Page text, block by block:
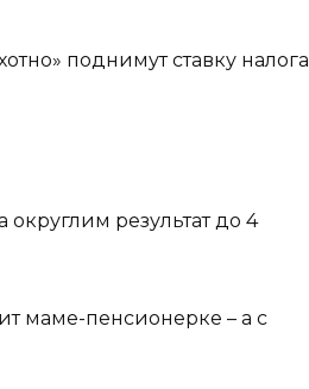
поднимут ставку налога
округлим результат до 4
маме-пенсионерке – а с